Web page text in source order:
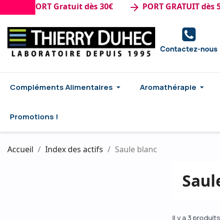
: PORT Gratuit dès 30€ PORT GRATUIT dès
Contactez-nous
Compléments Alimentaires Aromathérapie
Promotions !
Accueil Index des actifs Saule blanc
Il y a 3